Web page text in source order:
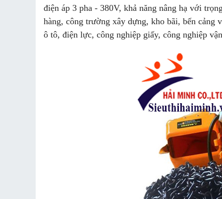
điện áp 3 pha - 380V, khả năng nâng hạ với
hàng, công trường xây dựng, kho bãi, bến cảng
ô tô, điện lực, công nghiệp giấy, công nghiệp